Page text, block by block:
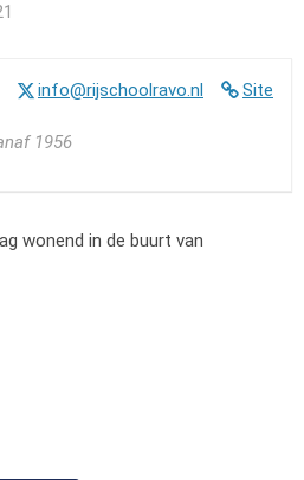
Site
info@rijschoolravo.nl
1956
wonend in de buurt van